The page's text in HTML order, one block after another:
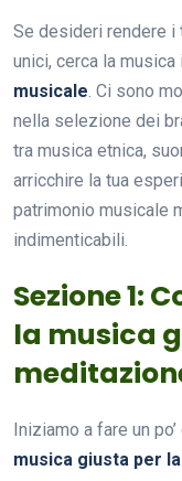
Se desideri rendere i
unici, cerca la
musicale. Ci sono
nella selezione dei
tra musica etnica,
arricchire la tua
patrimonio musicale
indimenticabili.
Sezione 1:
la musica
Iniziamo a fare un
musica giusta per